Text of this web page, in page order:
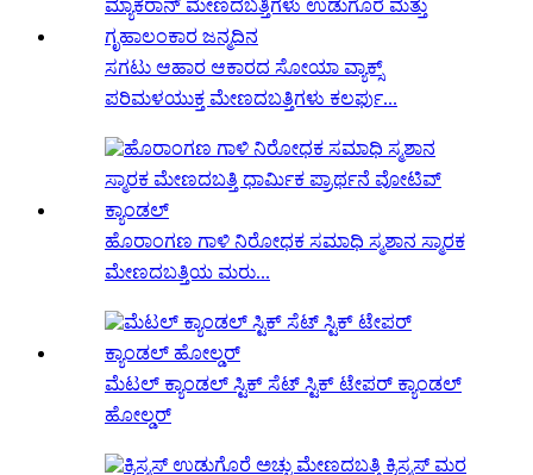
ಸಗಟು ಆಹಾರ ಆಕಾರದ ಸೋಯಾ ವ್ಯಾಕ್ಸ್
ಪರಿಮಳಯುಕ್ತ ಮೇಣದಬತ್ತಿಗಳು ಕಲರ್ಫು...
ಹೊರಾಂಗಣ ಗಾಳಿ ನಿರೋಧಕ ಸಮಾಧಿ ಸ್ಮಶಾನ ಸ್ಮಾರಕ
ಮೇಣದಬತ್ತಿಯ ಮರು...
ಮೆಟಲ್ ಕ್ಯಾಂಡಲ್ ಸ್ಟಿಕ್ ಸೆಟ್ ಸ್ಟಿಕ್ ಟೇಪರ್ ಕ್ಯಾಂಡಲ್
ಹೋಲ್ಡರ್